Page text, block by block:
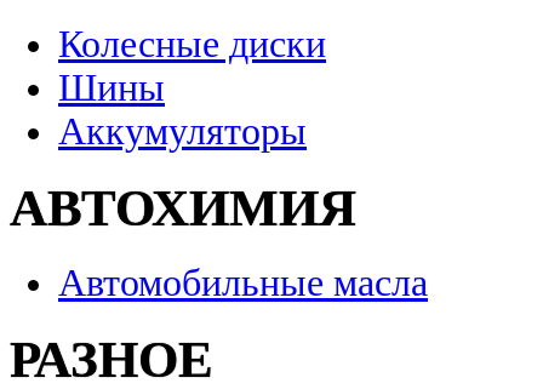
Колесные диски
Шины
Аккумуляторы
АВТОХИМИЯ
Автомобильные масла
РАЗНОЕ